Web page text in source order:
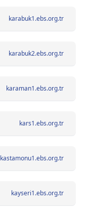
karabuk1.ebs.org.tr
karabuk2.ebs.org.tr
karaman1.ebs.org.tr
kars1.ebs.org.tr
kastamonu1.ebs.org.tr
kayseri1.ebs.org.tr